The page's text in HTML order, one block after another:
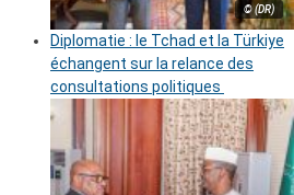
© (DR)
Diplomatie : le Tchad et la Türkiye
échangent sur la relance des
consultations politiques